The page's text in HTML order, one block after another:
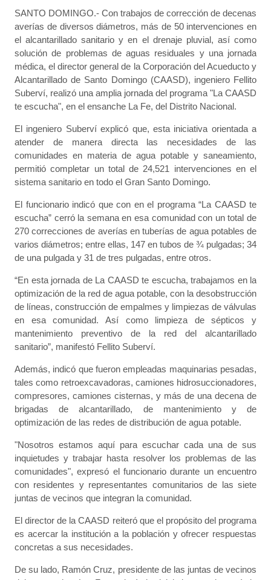
SANTO DOMINGO.- Con trabajos de corrección de decenas
averías de diversos diámetros, más de 50 intervenciones en
el alcantarillado sanitario y en el drenaje pluvial, así como
solución de problemas de aguas residuales y una jornada
médica, el director general de la Corporación del Acueducto y
Alcantarillado de Santo Domingo (CAASD), ingeniero Fellito
Suberví, realizó una amplia jornada del programa "La CAASD
te escucha", en el ensanche La Fe, del Distrito Nacional.
El ingeniero Suberví explicó que, esta iniciativa orientada a
atender de manera directa las necesidades de las
comunidades en materia de agua potable y saneamiento,
permitió completar un total de 24,521 intervenciones en el
sistema sanitario en todo el Gran Santo Domingo.
El funcionario indicó que con en el programa “La CAASD te
escucha” cerró la semana en esa comunidad con un total de
270 correcciones de averías en tuberías de agua potables de
varios diámetros; entre ellas, 147 en tubos de ¾ pulgadas; 34
de una pulgada y 31 de tres pulgadas, entre otros.
“En esta jornada de La CAASD te escucha, trabajamos en la
optimización de la red de agua potable, con la desobstrucción
de líneas, construcción de empalmes y limpiezas de válvulas
en esa comunidad. Así como limpieza de sépticos y
mantenimiento preventivo de la red del alcantarillado
sanitario”, manifestó Fellito Suberví.
Además, indicó que fueron empleadas maquinarias pesadas,
tales como retroexcavadoras, camiones hidrosuccionadores,
compresores, camiones cisternas, y más de una decena de
brigadas de alcantarillado, de mantenimiento y de
optimización de las redes de distribución de agua potable.
"Nosotros estamos aquí para escuchar cada una de sus
inquietudes y trabajar hasta resolver los problemas de las
comunidades", expresó el funcionario durante un encuentro
con residentes y representantes comunitarios de las siete
juntas de vecinos que integran la comunidad.
El director de la CAASD reiteró que el propósito del programa
es acercar la institución a la población y ofrecer respuestas
concretas a sus necesidades.
De su lado, Ramón Cruz, presidente de las juntas de vecinos